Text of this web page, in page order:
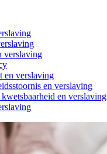
verslaving
en verslaving
en verslaving
en verslaving